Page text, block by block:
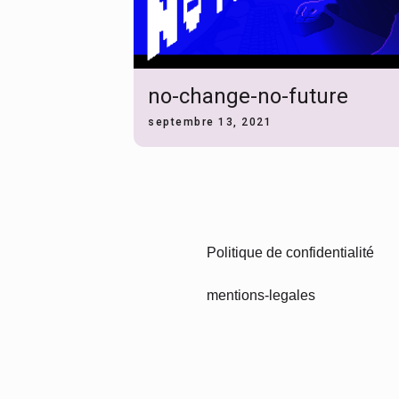
no-change-no-future
septembre 13, 2021
Politique de confidentialité
mentions-legales